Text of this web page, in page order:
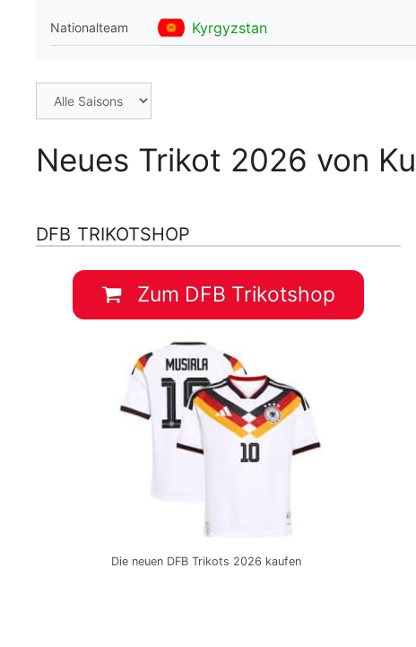
downloaden &
Nationalteam Kyrgyzstan
Neues Trikot 2026 von
DFB TRIKOTSHOP
Zum DFB Trikotshop
Die neuen DFB Trikots 2026 kaufen